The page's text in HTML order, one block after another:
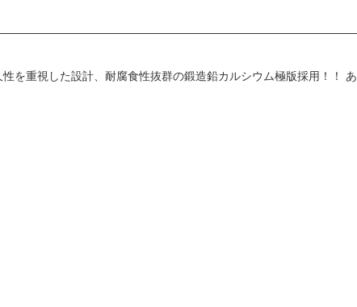
を重視した設計、耐腐食性抜群の鍛造鉛カルシウム極版採用！！ あ